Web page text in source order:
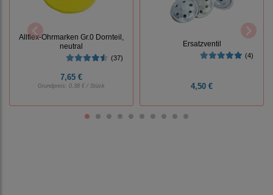
Allflex-Ohrmarken Gr.0 Dornteil,
neutral
(37)
7,65 €
Grundpreis: 0,38 € / Stück
Ersatzventil
(4)
4,50 €